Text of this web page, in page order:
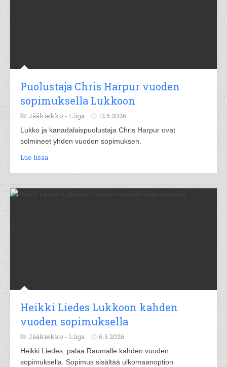
Puolustaja Chris Harpur vuoden
sopimuksella Lukkoon
Jääkiekko - Liiga 12.5.2026
Lukko ja kanadalaispuolustaja Chris Harpur ovat
solmineet yhden vuoden sopimuksen.
Lue lisää
Heikki Liedes Lukkoon kahden
vuoden sopimuksella
Jääkiekko - Liiga 6.5.2026
Heikki Liedes, palaa Raumalle kahden vuoden
sopimuksella. Sopimus sisältää ulkomaanoption